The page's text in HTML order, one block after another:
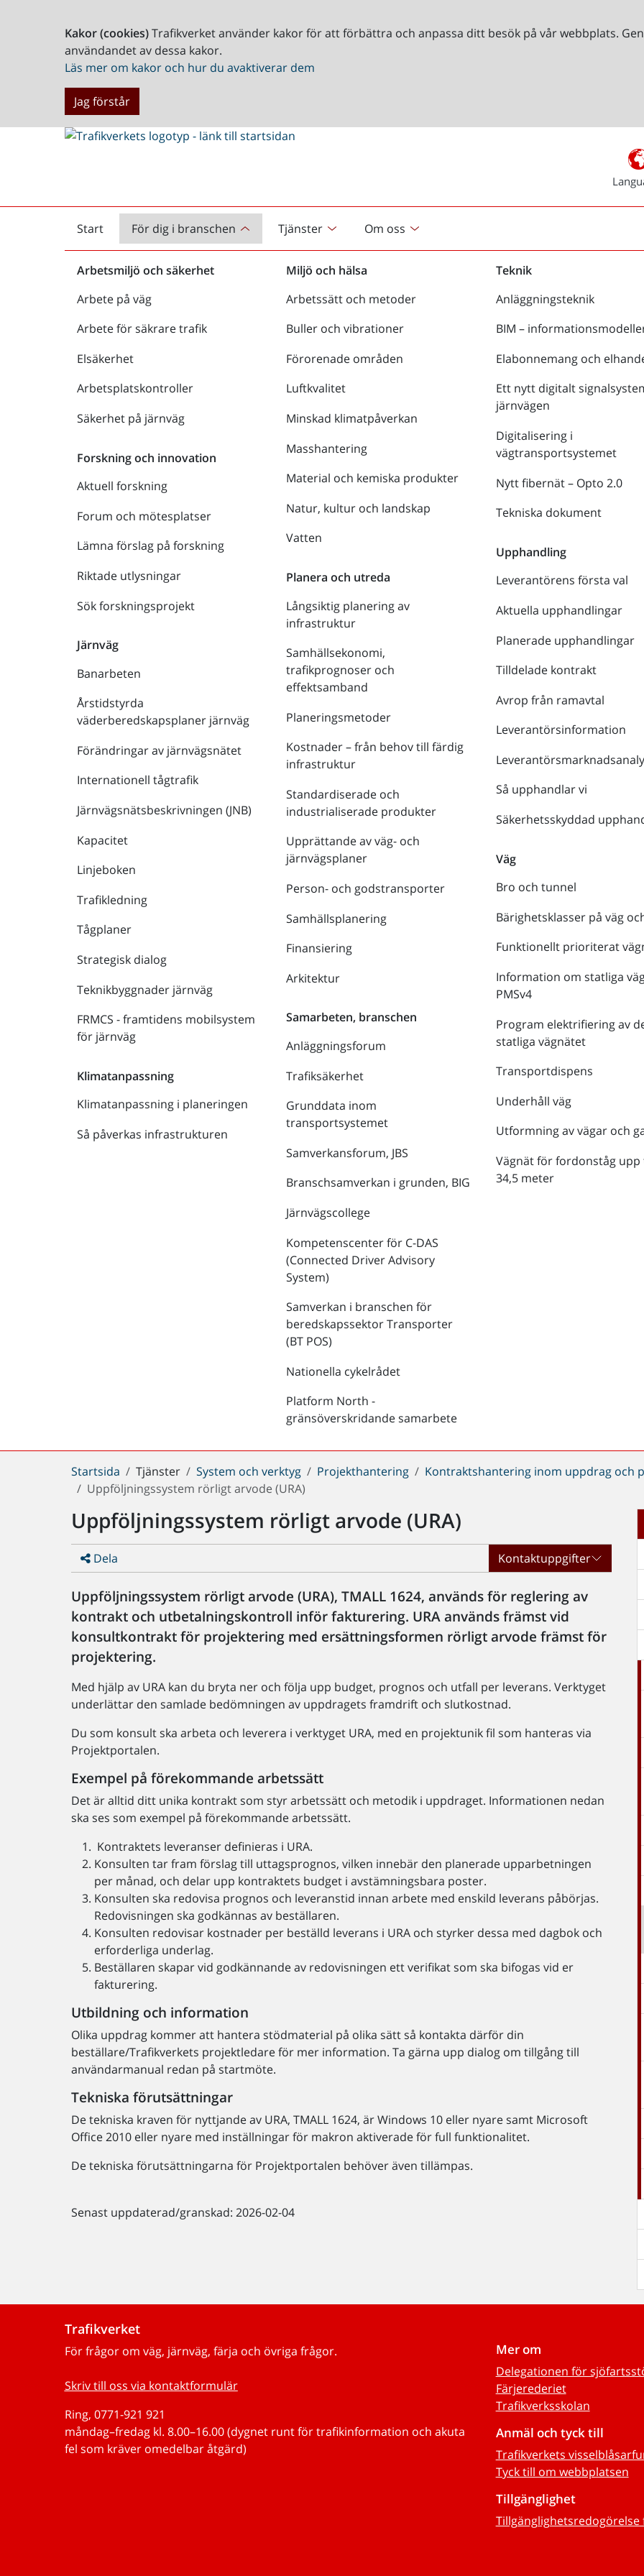
Kakor (cookies)Trafikverket använder kakor för att förbättra och anpassa ditt besök på vår webbplats.
användandet av dessa kakor.
Läs mer om kakor och hur du avaktiverar dem
Jag förstår
Start
Startsida För dig i branschen Tjänster Om oss
Arbetsmiljö och säkerhet
Arbete på väg
Arbete för säkrare trafik
Elsäkerhet
Arbetsplatskontroller
Säkerhet på järnväg
Forskning och innovation
Aktuell forskning
Forum och mötesplatser
Lämna förslag på forskning
Riktade utlysningar
Sök forskningsprojekt
Järnväg
Banarbeten
Årstidstyrda
väderberedskapsplaner järnväg
Förändringar av järnvägsnätet
Internationell tågtrafik
Järnvägsnätsbeskrivningen (JNB)
Kapacitet
Linjeboken
Trafikledning
Tågplaner
Strategisk dialog
Teknikbyggnader järnväg
FRMCS - framtidens mobilsystem
för järnväg
Klimatanpassning
Klimatanpassning i planeringen
Så påverkas infrastrukturen
Miljö och hälsa
Arbetssätt och metoder
Buller och vibrationer
Förorenade områden
Luftkvalitet
Minskad klimatpåverkan
Masshantering
Material och kemiska produkter
Natur, kultur och landskap
Vatten
Planera och utreda
Långsiktig planering av
infrastruktur
Samhällsekonomi,
trafikprognoser och
effektsamband
Planeringsmetoder
Kostnader – från behov till färdig
infrastruktur
Standardiserade och
industrialiserade produkter
Upprättande av väg- och
järnvägsplaner
Person- och godstransporter
Samhällsplanering
Finansiering
Arkitektur
Samarbeten, branschen
Anläggningsforum
Trafiksäkerhet
Grunddata inom
transportsystemet
Samverkansforum, JBS
Branschsamverkan i grunden, BIG
Järnvägscollege
Kompetenscenter för C-DAS
(Connected Driver Advisory
System)
Samverkan i branschen för
beredskapssektor Transporter
(BT POS)
Nationella cykelrådet
Platform North -
gränsöverskridande samarbete
Teknik
Anläggningsteknik
BIM –
Elabonnemang och
Ett nytt digitalt
järnvägen
Digitalisering i
vägtransportsystemet
Nytt fibernät – Opto 2.0
Tekniska dokument
Upphandling
Leverantörens första val
Aktuella upphandlingar
Planerade upphandlingar
Tilldelade kontrakt
Avrop från ramavtal
Leverantörsinformation
Så upphandlar vi
Säkerhetsskyddad
Väg
Bro och tunnel
Bärighetsklasser på väg
Funktionellt prioriterat
Information om statliga
PMSv4
Program elektrifiering av
statliga vägnätet
Transportdispens
Underhåll väg
Utformning av vägar och
Vägnät för fordonståg upp
34,5 meter
Du
är
Startsida Tjänster System och verktyg Projekthantering
Kontraktshantering inom uppdrag och
Uppföljningssystem rörligt arvode (URA)
Uppföljningssystem rörligt arvode (URA)
Dela Kontaktuppgifter
Uppföljningssystem rörligt arvode (URA), TMALL 1624, används för reglering av
kontrakt och utbetalningskontroll inför fakturering. URA används främst vid
konsultkontrakt för projektering med ersättningsformen rörligt arvode främst för
projektering.
Med hjälp av URA kan du bryta ner och följa upp budget, prognos och utfall per leverans. Verktyget
underlättar den samlade bedömningen av uppdragets framdrift och slutkostnad.
Du som konsult ska arbeta och leverera i verktyget URA, med en projektunik fil som hanteras via
Projektportalen.
Exempel på förekommande arbetssätt
Det är alltid ditt unika kontrakt som styr arbetssätt och metodik i uppdraget. Informationen nedan
ska ses som exempel på förekommande arbetssätt.
Kontraktets leveranser definieras i URA.
Konsulten tar fram förslag till uttagsprognos, vilken innebär den planerade upparbetningen
per månad, och delar upp kontraktets budget i avstämningsbara poster.
Konsulten ska redovisa prognos och leveranstid innan arbete med enskild leverans påbörjas.
Redovisningen ska godkännas av beställaren.
Konsulten redovisar kostnader per beställd leverans i URA och styrker dessa med dagbok och
erforderliga underlag.
Beställaren skapar vid godkännande av redovisningen ett verifikat som ska bifogas vid er
fakturering.
Utbildning och information
Olika uppdrag kommer att hantera stödmaterial på olika sätt så kontakta därför din
beställare/Trafikverkets projektledare för mer information. Ta gärna upp dialog om tillgång till
användarmanual redan på startmöte.
Tekniska förutsättningar
De tekniska kraven för nyttjande av URA, TMALL 1624, är Windows 10 eller nyare samt Microsoft
Office 2010 eller nyare med inställningar för makron aktiverade för full funktionalitet.
De tekniska förutsättningarna för Projektportalen behöver även tillämpas.
Senast uppdaterad/granskad: 2026-02-04
Trafikverket
För frågor om väg, järnväg, färja och övriga frågor.
Skriv till oss via kontaktformulär
Ring, 0771-921 921
måndag–fredag kl. 8.00–16.00 (dygnet runt för trafikinformation och akuta
fel som kräver omedelbar åtgärd)
Mer om
Delegationen för
Färjerederiet
Trafikverksskolan
Anmäl och tyck till
Trafikverkets
Tyck till om webbplatsen
Tillgänglighet